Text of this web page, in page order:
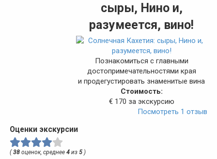
сыры, Нино и,
разумеется, вино!
Познакомиться с главными
достопримечательностями края
и продегустировать знаменитые вина
Стоимость:
€ 170 за экскурсию
Посмотреть 1 отзыв
Оценки экскурсии
( 38 оценок, среднее 4 из 5 )